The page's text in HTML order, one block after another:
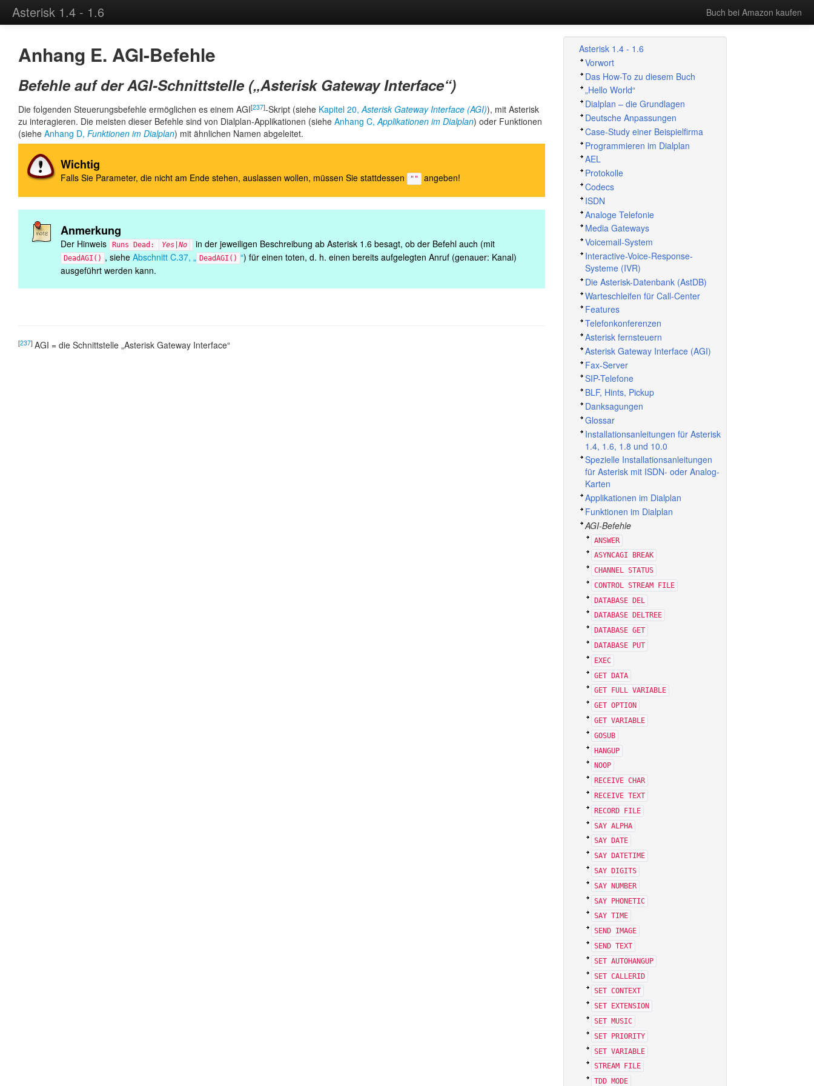
Asterisk 1.4 - 1.6 Buch bei Amazon kaufen
Anhang E. AGI-Befehle
Befehle auf der AGI-Schnittstelle („Asterisk Gateway Interface“)
Die folgenden Steuerungsbefehle ermöglichen es einem AGI[237]-Skript (siehe Kapitel 20,Asterisk Gateway Interface (AGI)), mit Asterisk
zu interagieren. Die meisten dieser Befehle sind von Dialplan-Applikationen (siehe Anhang C,Applikationen im Dialplan) oder Funktionen
(siehe Anhang D, Funktionen im Dialplan) mit ähnlichen Namen abgeleitet.
Wichtig
Falls Sie Parameter, die nicht am Ende stehen, auslassen wollen, müssen Sie stattdessen "" angeben!
Anmerkung
Der Hinweis Runs Dead: Yes|No in der jeweiligen Beschreibung ab Asterisk 1.6 besagt, ob der Befehl auch (mit
DeadAGI() , siehe Abschnitt C.37, „ DeadAGI() “) für einen toten, d. h. einen bereits aufgelegten Anruf (genauer: Kanal)
ausgeführt werden kann.
[237] AGI = die Schnittstelle „Asterisk Gateway Interface“
Asterisk 1.4 - 1.6
Vorwort
Das How-To zu diesem Buch
„Hello World“
Dialplan – die Grundlagen
Deutsche Anpassungen
Case-Study einer Beispielfirma
Programmieren im Dialplan
AEL
Protokolle
Codecs
ISDN
Analoge Telefonie
Media Gateways
Voicemail-System
Interactive-Voice-Response-
Systeme (IVR)
Die Asterisk-Datenbank (AstDB)
Warteschleifen für Call-Center
Features
Telefonkonferenzen
Asterisk fernsteuern
Asterisk Gateway Interface (AGI)
Fax-Server
SIP-Telefone
BLF, Hints, Pickup
Danksagungen
Glossar
Installationsanleitungen für Asterisk
1.4, 1.6, 1.8 und 10.0
Spezielle Installationsanleitungen
für Asterisk mit ISDN- oder Analog-
Karten
Applikationen im Dialplan
Funktionen im Dialplan
AGI-Befehle
ANSWER
ASYNCAGI BREAK
CHANNEL STATUS
CONTROL STREAM FILE
DATABASE DEL
DATABASE DELTREE
DATABASE GET
DATABASE PUT
EXEC
GET DATA
GET FULL VARIABLE
GET OPTION
GET VARIABLE
GOSUB
HANGUP
NOOP
RECEIVE CHAR
RECEIVE TEXT
RECORD FILE
SAY ALPHA
SAY DATE
SAY DATETIME
SAY DIGITS
SAY NUMBER
SAY PHONETIC
SAY TIME
SEND IMAGE
SEND TEXT
SET AUTOHANGUP
SET CALLERID
SET CONTEXT
SET EXTENSION
SET MUSIC
SET PRIORITY
SET VARIABLE
STREAM FILE
TDD MODE